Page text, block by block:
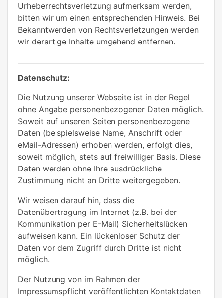
Urheberrechtsverletzung aufmerksam werden,
bitten wir um einen entsprechenden Hinweis. Bei
Bekanntwerden von Rechtsverletzungen werden
wir derartige Inhalte umgehend entfernen.
Datenschutz:
Die Nutzung unserer Webseite ist in der Regel
ohne Angabe personenbezogener Daten möglich.
Soweit auf unseren Seiten personenbezogene
Daten (beispielsweise Name, Anschrift oder
eMail-Adressen) erhoben werden, erfolgt dies,
soweit möglich, stets auf freiwilliger Basis. Diese
Daten werden ohne Ihre ausdrückliche
Zustimmung nicht an Dritte weitergegeben.
Wir weisen darauf hin, dass die
Datenübertragung im Internet (z.B. bei der
Kommunikation per E-Mail) Sicherheitslücken
aufweisen kann. Ein lückenloser Schutz der
Daten vor dem Zugriff durch Dritte ist nicht
möglich.
Der Nutzung von im Rahmen der
Impressumspflicht veröffentlichten Kontaktdaten